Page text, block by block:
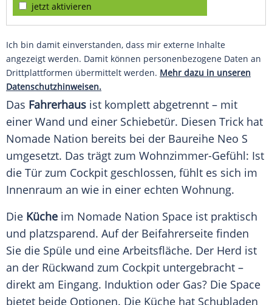
jetzt aktivieren
Ich bin damit einverstanden, dass mir externe Inhalte
angezeigt werden. Damit können personenbezogene Daten an
Drittplattformen übermittelt werden. Mehr dazu in unseren
Datenschutzhinweisen.
Das Fahrerhaus ist komplett abgetrennt – mit
einer Wand und einer Schiebetür. Diesen Trick hat
Nomade Nation bereits bei der Baureihe Neo S
umgesetzt. Das trägt zum Wohnzimmer-Gefühl: Ist
die Tür zum Cockpit geschlossen, fühlt es sich im
Innenraum an wie in einer echten Wohnung.
Die Küche im Nomade Nation Space ist praktisch
und platzsparend. Auf der Beifahrerseite finden
Sie die Spüle und eine Arbeitsfläche. Der Herd ist
an der Rückwand zum Cockpit untergebracht –
direkt am Eingang. Induktion oder Gas? Die Space
bietet beide Optionen. Die Küche hat Schubladen